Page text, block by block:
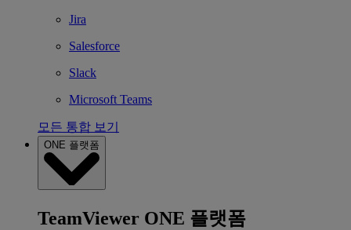
Jira
Salesforce
Slack
Microsoft Teams
모든 통합 보기
ONE 플랫폼
TeamViewer ONE 플랫폼